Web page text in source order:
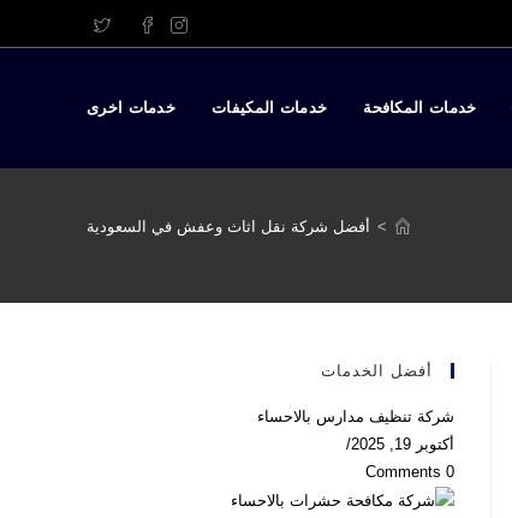
خدمات المكافحة خدمات المكيفات خدمات اخرى
> أفضل شركة نقل اثاث وعفش في السعودية
أفضل الخدمات
شركة تنظيف مدارس بالاحساء
أكتوبر 19, 2025
/
0 Comments